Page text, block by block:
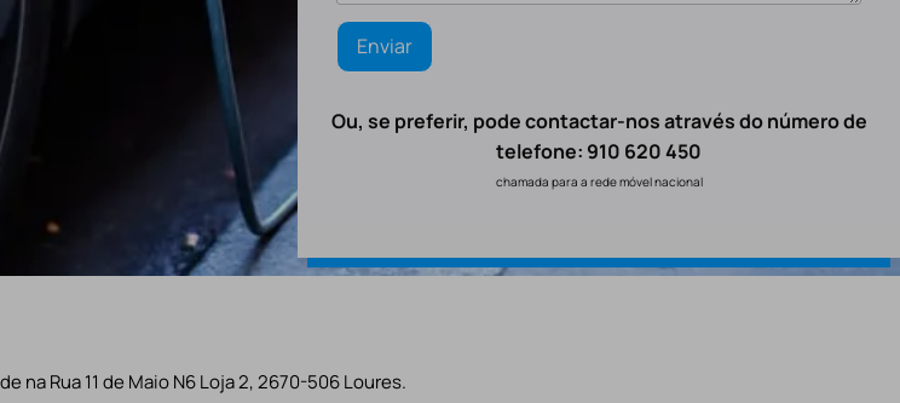
Ou, se preferir, pode contactar-nos através do número de
telefone: 910 620 450
chamada para a rede móvel nacional
na Rua 11 de Maio N6 Loja 2, 2670-506 Loures.